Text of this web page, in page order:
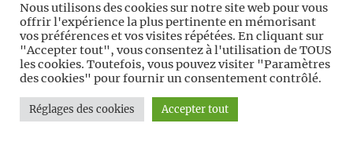
et la continuité. Rien n’était laissé au hasard :
chaque geste avait son sens, chaque parole son
poids, chaque visite sa place dans ce long adieu.
Chapitre IV —
Nous utilisons des cookies sur notre site web pour vous
offrir l'expérience la plus pertinente en mémorisant
vos préférences et vos visites répétées. En cliquant sur
"Accepter tout", vous consentez à l'utilisation de TOUS
les cookies. Toutefois, vous pouvez visiter "Paramètres
des cookies" pour fournir un consentement contrôlé.
Réglages des cookies Accepter tout